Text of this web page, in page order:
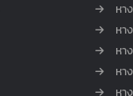
หา
หา
หา
หา
หา